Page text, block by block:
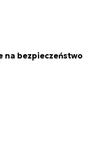
na bezpieczeństwo